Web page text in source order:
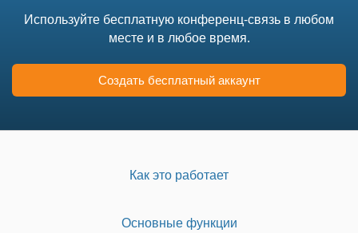
Используйте бесплатную конференц-связь в любом
месте и в любое время.
Создать бесплатный аккаунт
Как это работает
Основные функции